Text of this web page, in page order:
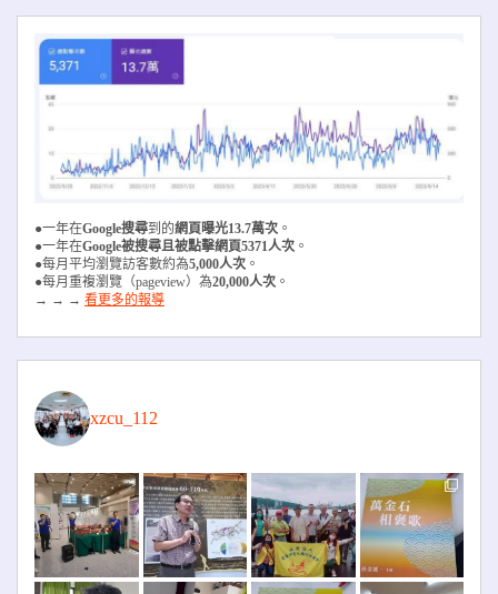
●一年在Google搜尋到的網頁曝光13.7萬次 。
●一年在Google被搜尋且被點擊網頁5371人次 。
●每月平均瀏覽訪客數約為5,000人次 。
●每月重複瀏覽（pageview）為20,000人次 。
→ → → 看更多的報導
xzcu_112